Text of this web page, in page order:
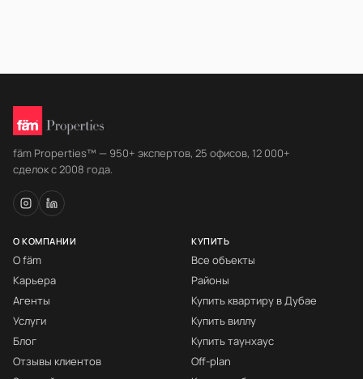
fäm Properties™ — 950+ экспертов, 25 офисов, 12 000+
сделок с 2008 года.
О КОМПАНИИ
О fäm
Карьера
Агенты
Услуги
Блог
Отзывы клиентов
КУПИТЬ
Все объекты
Районы
Купить квартиру в Дубае
Купить виллу
Купить таунхаус
Off-plan